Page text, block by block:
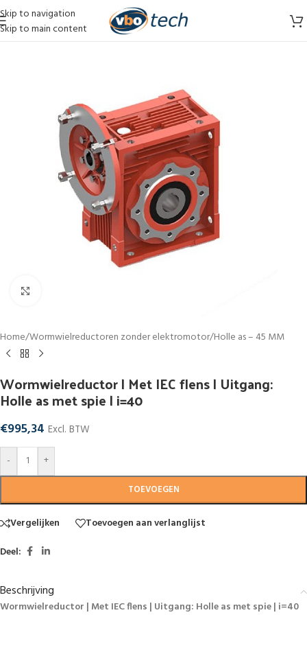
Skip to navigation
Skip to main content
Home/Wormwielreductoren zonder elektromotor/Holle as – 45 MM
Wormwielreductor | Met IEC flens | Uitgang:
Holle as met spie | i=40
€995,34 Excl. BTW
-
+
TOEVOEGEN
Vergelijken
Toevoegen aan verlanglijst
Deel:
Beschrijving
Wormwielreductor | Met IEC flens | Uitgang: Holle as met spie | i=40